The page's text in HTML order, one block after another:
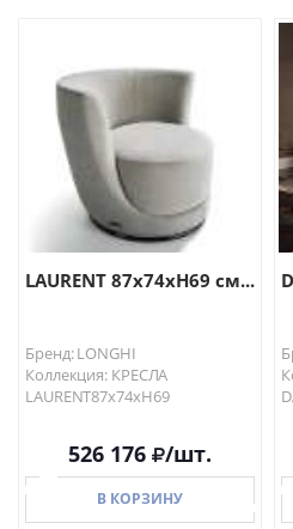
LAURENT 87х74хH69 см...
Бренд: LONGHI
Коллекция: КРЕСЛА
LAURENT87х74хH69
526 176 /шт.
В КОРЗИНУ